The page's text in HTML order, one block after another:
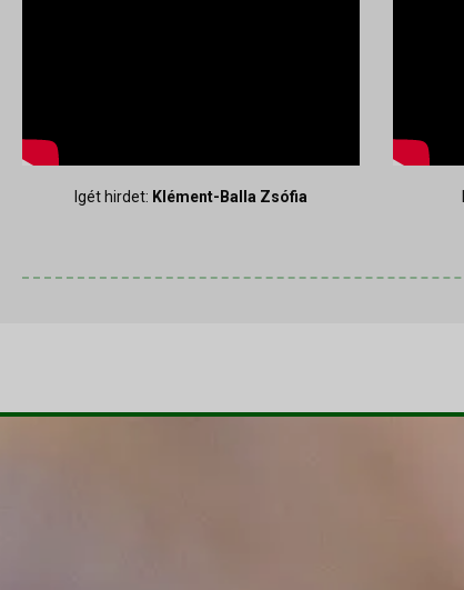
Igét hirdet: Klément-Balla Zsófia